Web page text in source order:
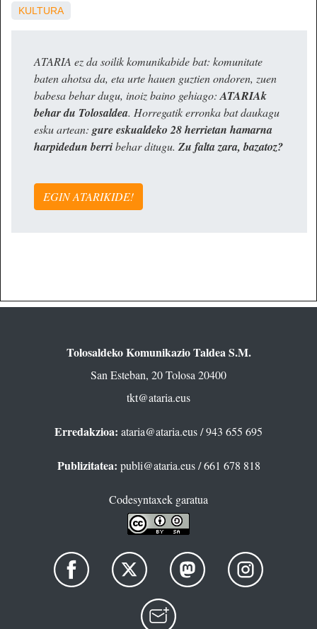
KULTURA
ATARIA ez da soilik komunikabide bat: komunitate
baten ahotsa da, eta urte hauen guztien ondoren, zuen
babesa behar dugu, inoiz baino gehiago:ATARIAk
behar du Tolosaldea. Horregatik erronka bat daukagu
esku artean: gure eskualdeko 28 herrietan hamarna
harpidedun berribehar ditugu. Zu falta zara, bazatoz?
EGIN ATARIKIDE!
Tolosaldeko Komunikazio Taldea S.M.
San Esteban, 20 Tolosa 20400
tkt@ataria.eus
Erredakzioa: ataria@ataria.eus/ 943 655 695
Publizitatea: publi@ataria.eus/ 661 678 818
Codesyntaxek garatua